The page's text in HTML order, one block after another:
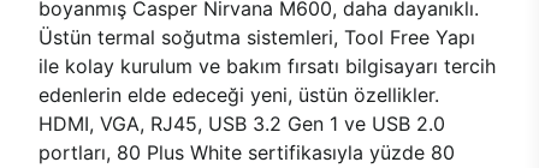
boyanmış Casper Nirvana M600, daha dayanıklı.
Üstün termal soğutma sistemleri, Tool Free Yapı
ile kolay kurulum ve bakım fırsatı bilgisayarı tercih
edenlerin elde edeceği yeni, üstün özellikler.
HDMI, VGA, RJ45, USB 3.2 Gen 1 ve USB 2.0
portları, 80 Plus White sertifikasıyla yüzde 80